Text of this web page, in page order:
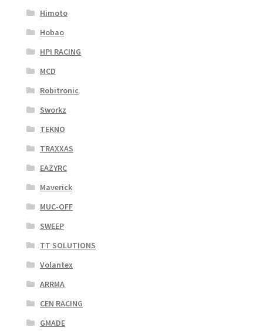
Himoto
Hobao
HPI RACING
MCD
Robitronic
Sworkz
TEKNO
TRAXXAS
EAZYRC
Maverick
MUC-OFF
SWEEP
TT SOLUTIONS
Volantex
ARRMA
CEN RACING
GMADE